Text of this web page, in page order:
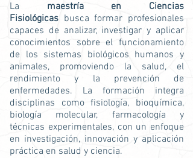
La maestría en Ciencias
Fisiológicas busca formar profesionales
capaces de analizar, investigar y aplicar
conocimientos sobre el funcionamiento
de los sistemas biológicos humanos y
animales, promoviendo la salud, el
rendimiento y la prevención de
enfermedades. La formación integra
disciplinas como fisiología, bioquímica,
biología molecular, farmacología y
técnicas experimentales, con un enfoque
en investigación, innovación y aplicación
práctica en salud y ciencia.